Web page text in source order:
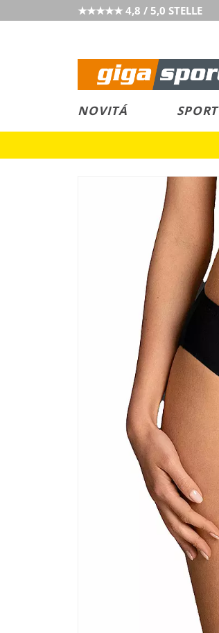
★★★★★ 4,8 / 5,0 STELLE
NOVITÁ SPORT